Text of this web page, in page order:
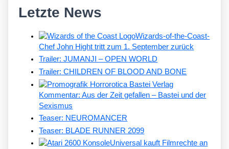
Letzte News
Wizards-of-the-Coast-
Chef John Hight tritt zum 1. September zurück
Trailer: JUMANJI – OPEN WORLD
Trailer: CHILDREN OF BLOOD AND BONE
Kommentar: Aus der Zeit gefallen – Bastei und der
Sexismus
Teaser: NEUROMANCER
Teaser: BLADE RUNNER 2099
Universal kauft Filmrechte an